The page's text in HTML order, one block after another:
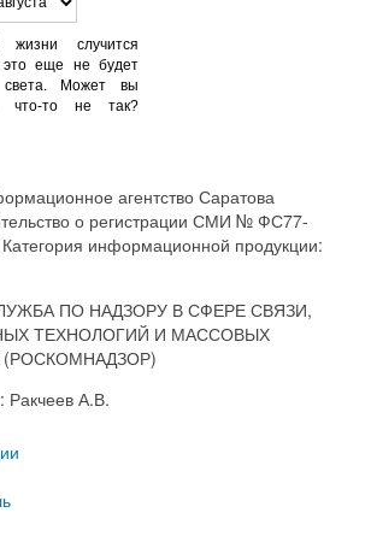
случится
это еще не будет
света. Может вы
что-то не так?
агентство Саратова
о регистрации СМИ № ФС77-
информационной продукции:
ПО НАДЗОРУ В СФЕРЕ СВЯЗИ,
ТЕХНОЛОГИЙ И МАССОВЫХ
Ракчеев А.В.